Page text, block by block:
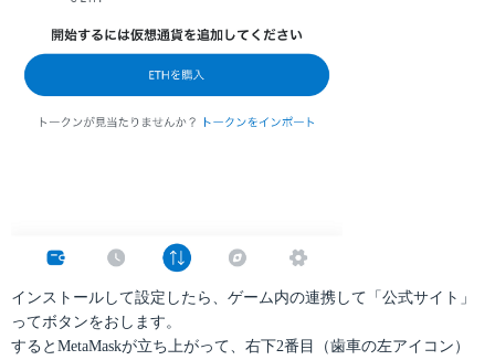
インストールして設定したら、ゲーム内の連携して「公式サイト」
ってボタンをおします。
するとMetaMaskが立ち上がって、右下2番目（歯車の左アイコン）